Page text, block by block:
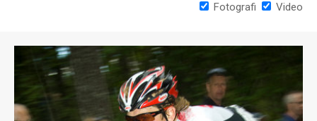
Fotografi Video